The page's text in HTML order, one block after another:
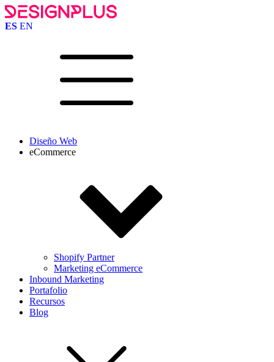
ES EN
Diseño Web
eCommerce
Shopify Partner
Marketing eCommerce
Inbound Marketing
Portafolio
Recursos
Blog